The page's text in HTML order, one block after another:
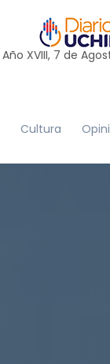
Año XVIII, 7 de
Cultura